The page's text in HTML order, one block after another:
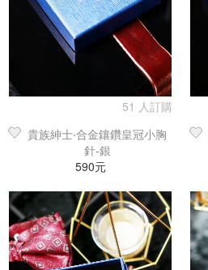
51 人訂購
貴族紳士‧合金鑲鑽皇冠小胸
針-銀
590元